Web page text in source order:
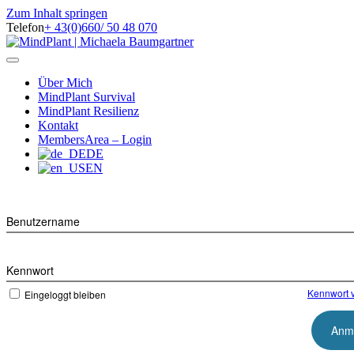
Zum Inhalt springen
Telefon+ 43(0)660/ 50 48 070
Facebook
Instagram
Navigation
Über Mich
MindPlant Survival
MindPlant Resilienz
Kontakt
MembersArea – Login
DE
EN
Benutzername
Kennwort
Eingeloggt bleiben Kennwort